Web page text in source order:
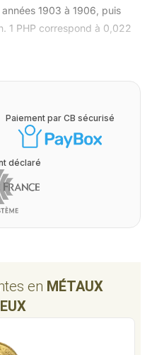
1903 à 1906, puis
1 PHP correspond à 0,022
Paiement par CB sécurisé
déclaré
en MÉTAUX